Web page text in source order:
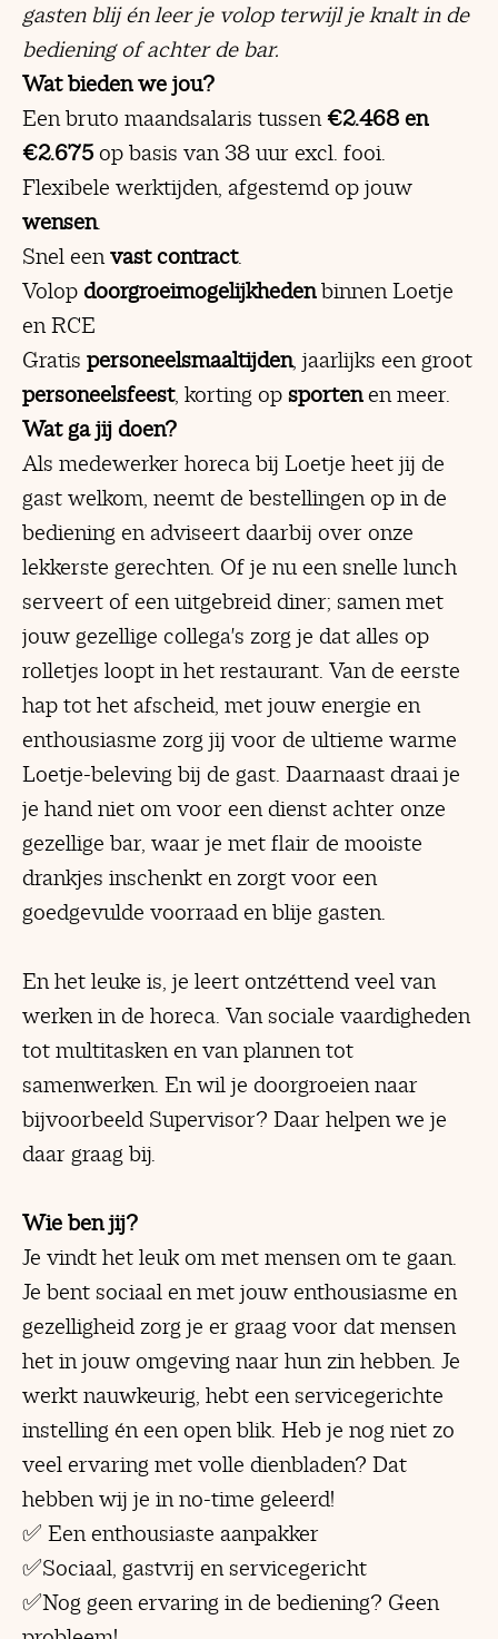
gasten blij én leer je volop terwijl je knalt in de
bediening of achter de bar.
Wat bieden we jou?
Een bruto maandsalaris tussen€2.468 en
€2.675 op basis van 38 uur excl. fooi.
Flexibele werktijden, afgestemd op jouw
wensen.
Snel eenvast contract.
Volop doorgroeimogelijkhedenbinnen Loetje
en RCE
Gratis personeelsmaaltijden, jaarlijks een groot
personeelsfeest, korting op sportenen meer.
Wat ga jij doen?
Als medewerker horeca bij Loetje heet jij de
gast welkom, neemt de bestellingen op in de
bediening en adviseert daarbij over onze
lekkerste gerechten. Of je nu een snelle lunch
serveert of een uitgebreid diner; samen met
jouw gezellige collega's zorg je dat alles op
rolletjes loopt in het restaurant. Van de eerste
hap tot het afscheid, met jouw energie en
enthousiasme zorg jij voor de ultieme warme
Loetje-beleving bij de gast. Daarnaast draai je
je hand niet om voor een dienst achter onze
gezellige bar, waar je met flair de mooiste
drankjes inschenkt en zorgt voor een
goedgevulde voorraad en blije gasten.
En het leuke is, je leert ontzéttend veel van
werken in de horeca. Van sociale vaardigheden
tot multitasken en van plannen tot
samenwerken. En wil je doorgroeien naar
bijvoorbeeld Supervisor? Daar helpen we je
daar graag bij.
Wie ben jij?
Je vindt het leuk om met mensen om te gaan.
Je bent sociaal en met jouw enthousiasme en
gezelligheid zorg je er graag voor dat mensen
het in jouw omgeving naar hun zin hebben. Je
werkt nauwkeurig, hebt een servicegerichte
instelling én een open blik. Heb je nog niet zo
veel ervaring met volle dienbladen? Dat
hebben wij je in no-time geleerd!
✅ Een enthousiaste aanpakker
✅Sociaal, gastvrij en servicegericht
✅Nog geen ervaring in de bediening? Geen